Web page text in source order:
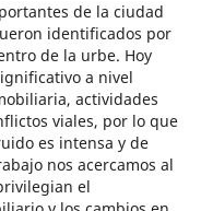
de la ciudad
identificados por
de la urbe. Hoy
a nivel
actividades
viales, por lo que
es intensa y de
nos acercamos al
el